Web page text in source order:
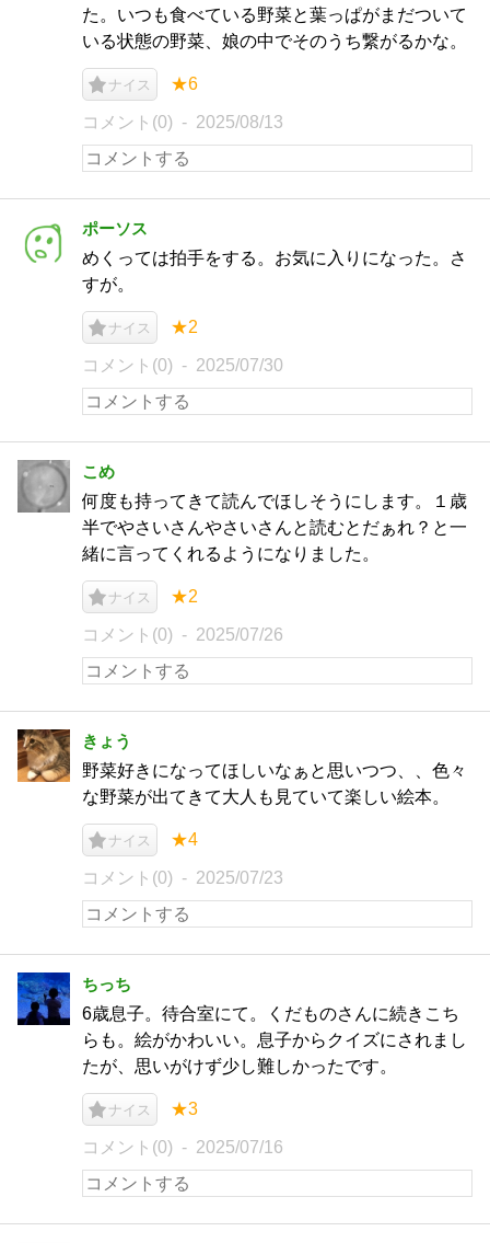
た。いつも食べている野菜と葉っぱがまだついて
いる状態の野菜、娘の中でそのうち繋がるかな。
ナイス ★6
コメント(0) 2025/08/13
ポーソス
めくっては拍手をする。お気に入りになった。さ
すが。
ナイス ★2
コメント(0) 2025/07/30
こめ
何度も持ってきて読んでほしそうにします。１歳
半でやさいさんやさいさんと読むとだぁれ？と一
緒に言ってくれるようになりました。
ナイス ★2
コメント(0) 2025/07/26
きょう
野菜好きになってほしいなぁと思いつつ、、色々
な野菜が出てきて大人も見ていて楽しい絵本。
ナイス ★4
コメント(0) 2025/07/23
ちっち
6歳息子。待合室にて。くだものさんに続きこち
らも。絵がかわいい。息子からクイズにされまし
たが、思いがけず少し難しかったです。
ナイス ★3
コメント(0) 2025/07/16